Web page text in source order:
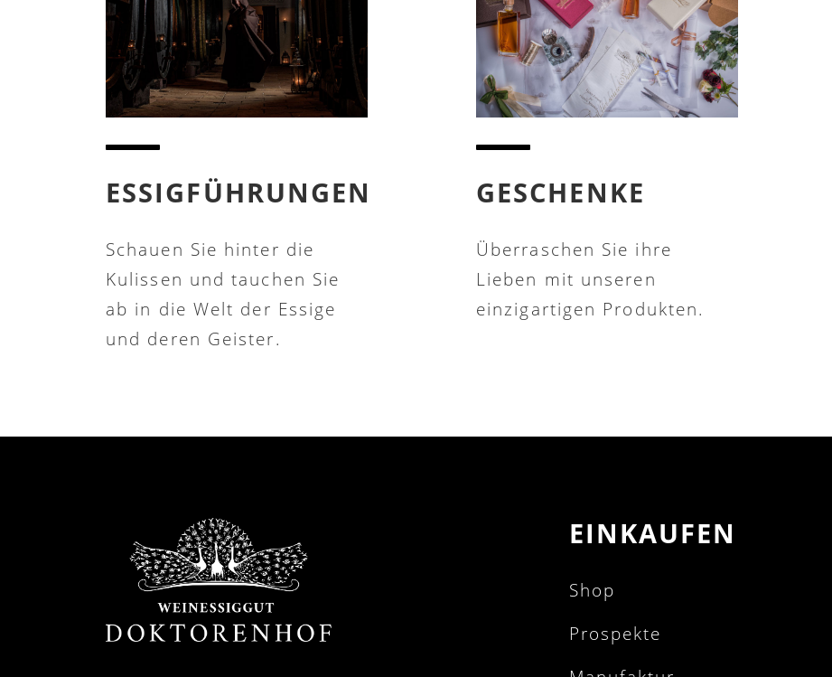
ESSIGFÜHRUNGEN
Schauen Sie hinter die
Kulissen und tauchen Sie
ab in die Welt der Essige
und deren Geister.
GESCHENKE
Überraschen Sie ihre
Lieben mit unseren
einzigartigen Produkten.
EINKAUFEN
Shop
Prospekte